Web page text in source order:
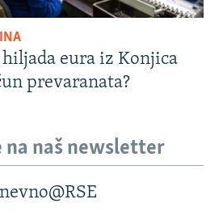
eura iz Konjica
prevaranata?
naš newsletter